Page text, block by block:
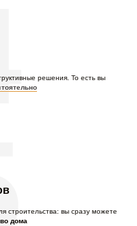
решения. То есть вы
строительства: вы сразу можете
дома